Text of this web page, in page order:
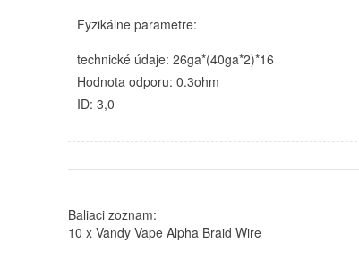
Fyzikálne parametre:
technické údaje: 26ga*(40ga*2)*16
Hodnota odporu: 0.3ohm
ID: 3,0
Baliaci zoznam:
10 x Vandy Vape Alpha Braid Wire